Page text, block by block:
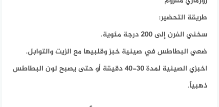
طريقة التحضير:
سخني الفرن إلى 200 درجة مئوية.
ضعي البطاطس في صينية خبز وقلبيها مع الزيت والتوابل.
اخبزي الصينية لمدة 30-40 دقيقة أو حتى يصبح لون البطاطس
ذهبياً.